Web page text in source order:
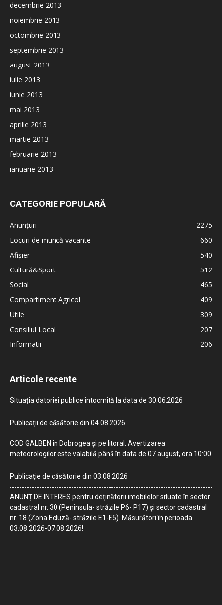
decembrie 2013
noiembrie 2013
octombrie 2013
septembrie 2013
august 2013
iulie 2013
iunie 2013
mai 2013
aprilie 2013
martie 2013
februarie 2013
ianuarie 2013
CATEGORIE POPULARĂ
Anunțuri
2275
Locuri de muncă vacante
660
Afișier
540
Cultură&Sport
512
Social
465
Compartiment Agricol
409
Utile
309
Consiliul Local
207
Informatii
206
Articole recente
Situația datoriei publice întocmită la data de 30.06.2026
Publicații de căsătorie din 04.08.2026
COD GALBEN în Dobrogea și pe litoral. Avertizarea
meteorologilor este valabilă până în data de 07 august, ora 10:00
Publicație de căsătorie din 03.08.2026
ANUNȚ DE INTERES pentru deținătorii imobilelor situate în sector
cadastral nr. 30 (Peninsula- străzile P6- P17) și sector cadastral
nr. 18 (Zona Ecluză- străzile E1-E5). Măsurători în perioada
03.08.2026-07.08.2026!